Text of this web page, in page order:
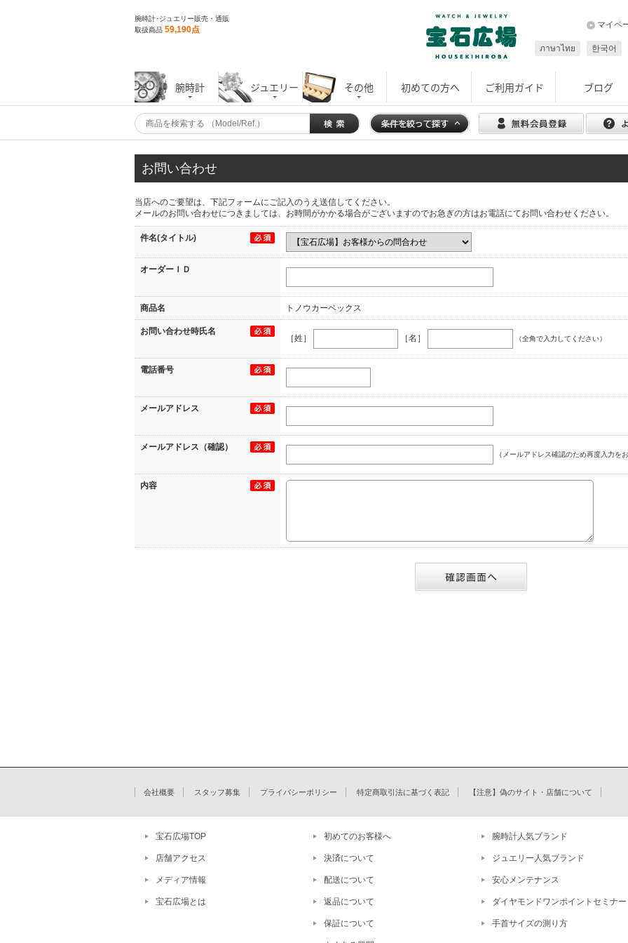
腕時計･ジュエリー販売・通販
取扱商品 59,190点 マイペ
한국어
ภาษาไทย
腕時計 ジュエリー その他 初めての方へ ご利用ガイド ブログ
お問い合わせ
当店へのご要望は、下記フォームにご記入のうえ送信してください。
メールのお問い合わせにつきましては、お時間がかかる場合がございますのでお急ぎの方はお電話にてお問い合わせください。
件名(タイトル)
オーダーＩＤ
商品名 トノウカーベックス
お問い合わせ時氏名
［姓］ ［名］ （全角で入力してください）
電話番号
メールアドレス
メールアドレス（確認）
（メールアドレス確認のため再度入力を
内容
会社概要 スタッフ募集 プライバシーポリシー 特定商取引法に基づく表記 【注意】偽のサイト・店舗について
宝石広場TOP
店舗アクセス
メディア情報
宝石広場とは
初めてのお客様へ
決済について
配送について
返品について
保証について
腕時計人気ブランド
ジュエリー人気ブランド
安心メンテナンス
ダイヤモンドワンポイントセミナー
手首サイズの測り方